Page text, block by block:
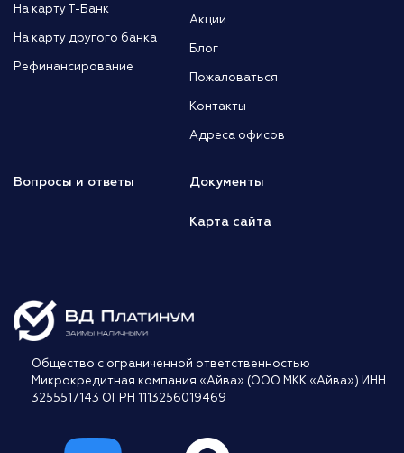
На карту Т-Банк
На карту другого банка
Рефинансирование
Акции
Блог
Пожаловаться
Контакты
Адреса офисов
Вопросы и ответы Документы
Карта сайта
Общество с ограниченной ответственностью
Микрокредитная компания «Айва» (ООО МКК «Айва») ИНН
3255517143 ОГРН 1113256019469